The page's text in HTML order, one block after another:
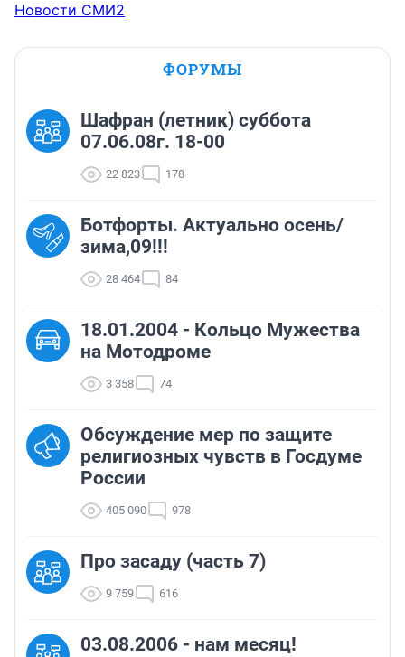
Новости СМИ2
ФОРУМЫ
Шафран (летник) суббота
07.06.08г. 18-00
22 823 178
Ботфорты. Актуально осень/
зима,09!!!
28 464 84
18.01.2004 - Кольцо Мужества
на Мотодроме
3 358 74
Обсуждение мер по защите
религиозных чувств в Госдуме
России
405 090 978
Про засаду (часть 7)
9 759 616
03.08.2006 - нам месяц!